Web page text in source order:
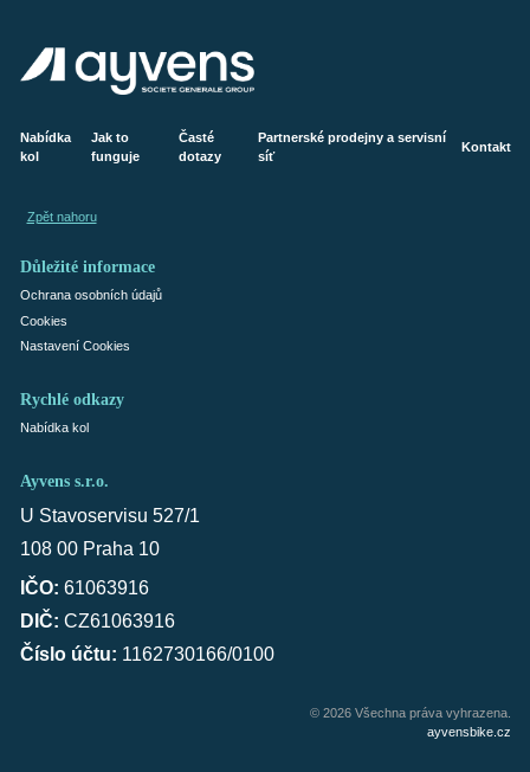
Nabídka
kol
Jak to
funguje
Časté
dotazy
Partnerské prodejny a servisní
síť
Kontakt
Zpět nahoru
Důležité informace
Ochrana osobních údajů
Cookies
Nastavení Cookies
Rychlé odkazy
Nabídka kol
Ayvens s.r.o.
U Stavoservisu 527/1
108 00 Praha 10
IČO: 61063916
DIČ: CZ61063916
Číslo účtu: 1162730166/0100
© 2026 Všechna práva vyhrazena.
ayvensbike.cz